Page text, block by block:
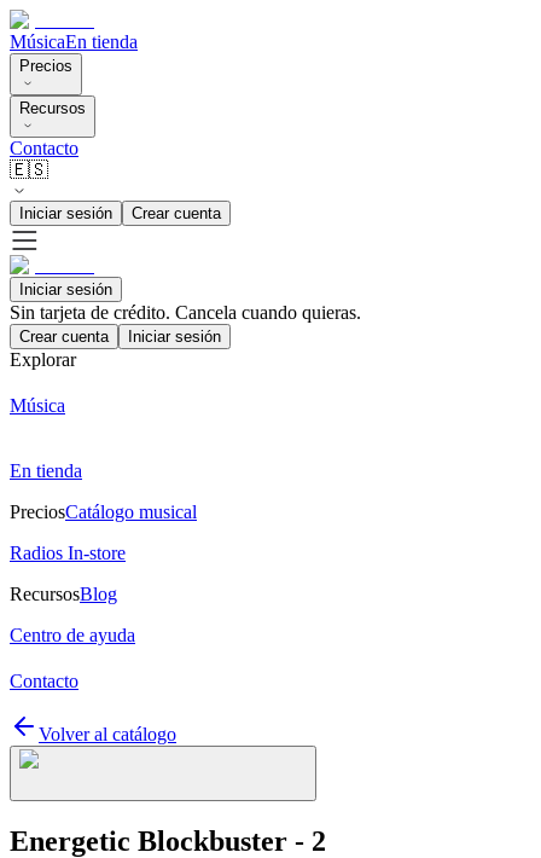
MúsicaEn tienda
Precios
Recursos
Contacto
🇪🇸
Iniciar sesión Crear cuenta
Iniciar sesión
Sin tarjeta de crédito. Cancela cuando quieras.
Crear cuenta Iniciar sesión
Explorar
Música
En tienda
PreciosCatálogo musical
Radios In-store
RecursosBlog
Centro de ayuda
Contacto
Volver al catálogo
Energetic Blockbuster - 2